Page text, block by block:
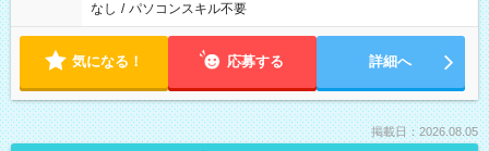
なし / パソコンスキル不要
気になる！ 応募する 詳細へ
掲載日：2026.08.05